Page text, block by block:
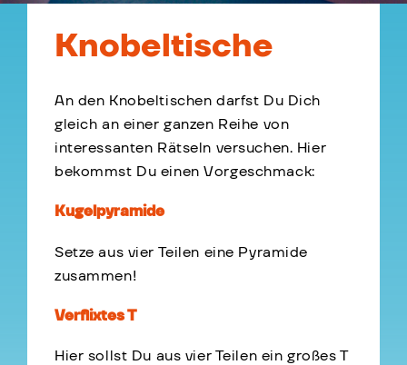
Knobeltische
An den Knobeltischen darfst Du Dich
gleich an einer ganzen Reihe von
interessanten Rätseln versuchen. Hier
bekommst Du einen Vorgeschmack:
Kugelpyramide
Setze aus vier Teilen eine Pyramide
zusammen!
Verflixtes T
Hier sollst Du aus vier Teilen ein großes T